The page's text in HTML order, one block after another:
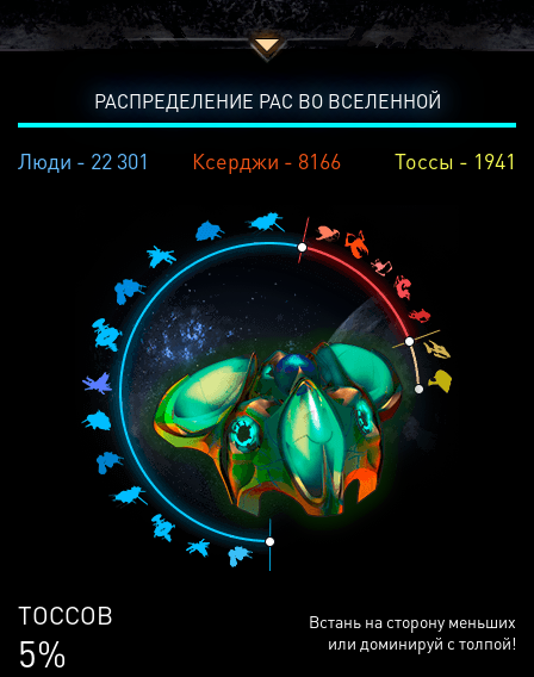
РАСПРЕДЕЛЕНИЕ РАС ВО ВСЕЛЕННОЙ
Люди - 22 301 Ксерджи - 8166 Тоссы - 1941
ЛЮДЕЙ
68%
Встань на сторону меньших
или доминируй с толпой!